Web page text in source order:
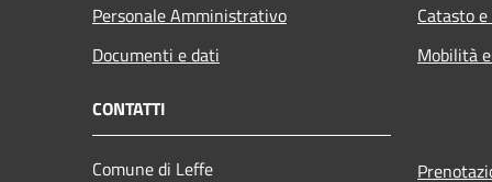
Personale Amministrativo
Documenti e dati
Catasto
Mobilità
CONTATTI
Comune di Leffe